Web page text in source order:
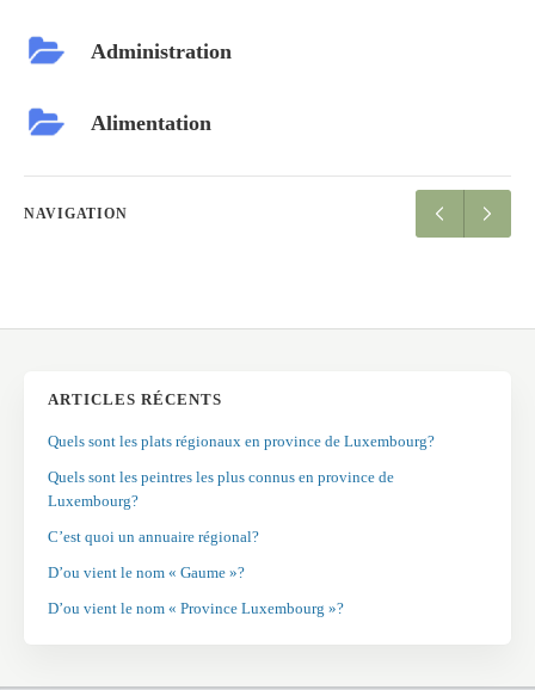
Administration
Alimentation
NAVIGATION
ARTICLES RÉCENTS
Quels sont les plats régionaux en province de Luxembourg?
Quels sont les peintres les plus connus en province de
Luxembourg?
C’est quoi un annuaire régional?
D’ou vient le nom « Gaume »?
D’ou vient le nom « Province Luxembourg »?